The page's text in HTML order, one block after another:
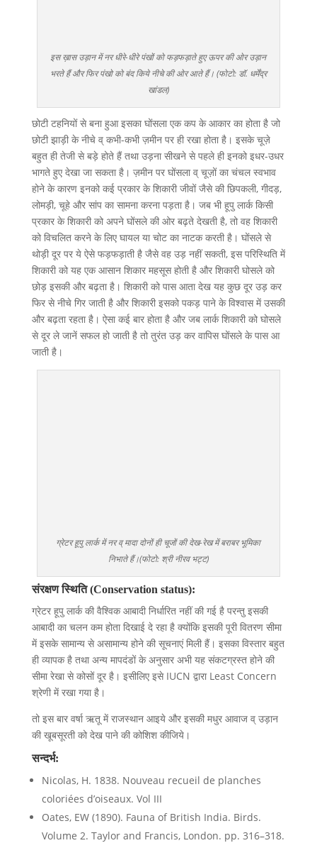
इस ख़ास उड़ान में नर धीरे-धीरे पंखों को फड़फड़ाते हुए ऊपर की ओर उड़ान
भरते हैं और फिर पंखो को बंद किये नीचे की ओर आते हैं। (फोटो: डॉ. धर्मेंद्र
खांडल)
छोटी टहनियों से बना हुआ इसका घोंसला एक कप के आकार का होता है जो
छोटी झाड़ी के नीचे व् कभी-कभी ज़मीन पर ही रखा होता है। इसके चूज़े
बहुत ही तेजी से बड़े होते हैं तथा उड़ना सीखने से पहले ही इनको इधर-उधर
भागते हुए देखा जा सकता है। ज़मीन पर घोंसला व् चूज़ों का चंचल स्वभाव
होने के कारण इनको कई प्रकार के शिकारी जीवों जैसे की छिपकली, गीदड़,
लोमड़ी, चूहे और सांप का सामना करना पड़ता है। जब भी हूपु लार्क किसी
प्रकार के शिकारी को अपने घोंसले की ओर बढ़ते देखती है, तो वह शिकारी
को विचलित करने के लिए घायल या चोट का नाटक करती है। घोंसले से
थोड़ी दूर पर ये ऐसे फड़फड़ाती है जैसे वह उड़ नहीं सकती, इस परिस्थिति में
शिकारी को यह एक आसान शिकार महसूस होती है और शिकारी घोसले को
छोड़ इसकी और बढ़ता है। शिकारी को पास आता देख यह कुछ दूर उड़ कर
फिर से नीचे गिर जाती है और शिकारी इसको पकड़ पाने के विश्वास में उसकी
और बढ़ता रहता है। ऐसा कई बार होता है और जब लार्क शिकारी को घोसले
से दूर ले जानें सफल हो जाती है तो तुरंत उड़ कर वापिस घोंसले के पास आ
जाती है।
ग्रेटर हूपु लार्क में नर व् मादा दोनों ही चूजों की देख-रेख में बराबर भूमिका
निभाते हैं।(फोटो: श्री नीरव भट्ट)
संरक्षण स्थिति (Conservation status):
ग्रेटर हूपु लार्क की वैश्विक आबादी निर्धारित नहीं की गई है परन्तु इसकी
आबादी का चलन कम होता दिखाई दे रहा है क्योंकि इसकी पूरी वितरण सीमा
में इसके सामान्य से असामान्य होने की सूचनाएं मिली हैं। इसका विस्तार बहुत
ही व्यापक है तथा अन्य मापदंडों के अनुसार अभी यह संकटग्रस्त होने की
सीमा रेखा से कोसों दूर है। इसीलिए इसे IUCN द्वारा Least Concern
श्रेणी में रखा गया है।
तो इस बार वर्षा ऋतू में राजस्थान आइये और इसकी मधुर आवाज व् उड़ान
की खूबसूरती को देख पाने की कोशिश कीजिये।
सन्दर्भ:
Nicolas, H. 1838. Nouveau recueil de planches
coloriées d’oiseaux. Vol III
Oates, EW (1890). Fauna of British India. Birds.
Volume 2. Taylor and Francis, London. pp. 316–318.